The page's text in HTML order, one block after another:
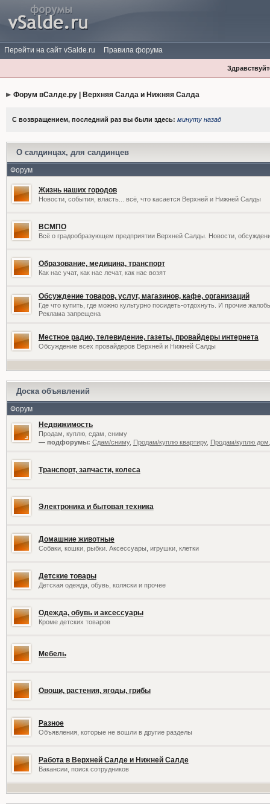
Перейти на сайт vSalde.ru Правила форума
Форум вСалде.ру | Верхняя Салда и Нижняя Салда
С возвращением, последний раз вы были здесь: минуту назад
О салдинцах, для салдинцев
Форум
Жизнь наших городов
Новости, события, власть... всё, что касается Верхней и Нижней Салды
ВСМПО
Всё о градообразующем предприятии Верхней Салды. Новости,
Образование, медицина, транспорт
Как нас учат, как нас лечат, как нас возят
Обсуждение товаров, услуг, магазинов, кафе, организаций
Где что купить, где можно культурно посидеть-отдохнуть. И прочие
Реклама запрещена
Местное радио, телевидение, газеты, провайдеры интернета
Обсуждение всех провайдеров Верхней и Нижней Салды
Доска объявлений
Форум
Недвижимость
Продам, куплю, сдам, сниму
— подфорумы: Сдам/сниму, Продам/куплю квартиру, Продам/куплю
Транспорт, запчасти, колеса
Электроника и бытовая техника
Домашние животные
Собаки, кошки, рыбки. Аксессуары, игрушки, клетки
Детские товары
Детская одежда, обувь, коляски и прочее
Одежда, обувь и аксессуары
Кроме детских товаров
Мебель
Овощи, растения, ягоды, грибы
Разное
Объявления, которые не вошли в другие разделы
Работа в Верхней Салде и Нижней Салде
Вакансии, поиск сотрудников